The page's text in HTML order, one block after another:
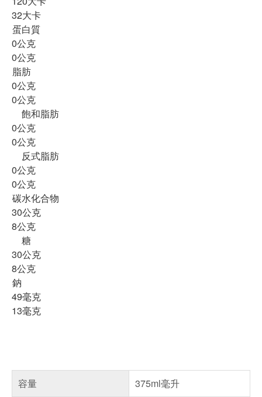
32大卡
蛋白質
0公克
0公克
脂肪
0公克
0公克
飽和脂肪
0公克
0公克
反式脂肪
0公克
0公克
碳水化合物
30公克
8公克
糖
30公克
8公克
鈉
49毫克
13毫克
容量
375ml毫升